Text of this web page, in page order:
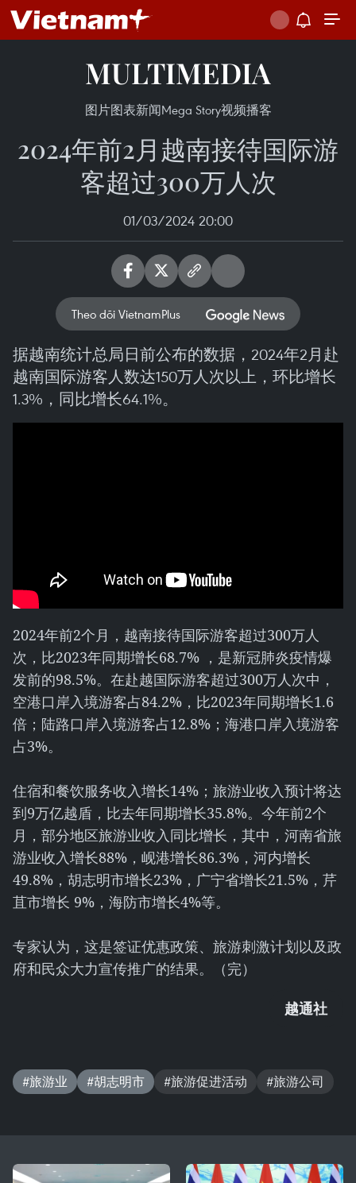
MULTIMEDIA
图片图表新闻Mega Story视频播客
2024年前2月越南接待国际游
客超过300万人次
01/03/2024 20:00
Theo dõi VietnamPlus
据越南统计总局日前公布的数据，2024年2月赴
越南国际游客人数达150万人次以上，环比增长
1.3%，同比增长64.1%。
2024年前2个月，越南接待国际游客超过300万人
次，比2023年同期增长68.7% ，是新冠肺炎疫情爆
发前的98.5%。在赴越国际游客超过300万人次中，
空港口岸入境游客占84.2%，比2023年同期增长1.6
倍；陆路口岸入境游客占12.8%；海港口岸入境游客
占3%。
住宿和餐饮服务收入增长14%；旅游业收入预计将达
到9万亿越盾，比去年同期增长35.8%。今年前2个
月，部分地区旅游业收入同比增长，其中，河南省旅
游业收入增长88%，岘港增长86.3%，河内增长
49.8%，胡志明市增长23%，广宁省增长21.5%，芹
苴市增长 9%，海防市增长4%等。
专家认为，这是签证优惠政策、旅游刺激计划以及政
府和民众大力宣传推广的结果。（完）
越通社
#旅游业 #胡志明市 #旅游促进活动 #旅游公司